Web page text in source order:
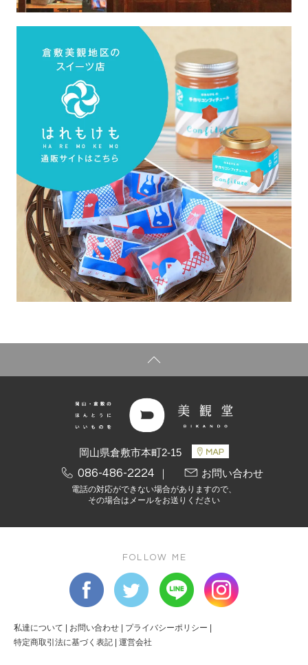
岡山県倉敷市本町2-15
086-486-2224 ｜ お問い合わせ
電話の対応ができない場合がありますので、
その場合はメールをお送りください
FOLLOW ME
私達について | お問い合わせ | プライバシーポリシー |
特定商取引法に基づく表記 | 運営会社